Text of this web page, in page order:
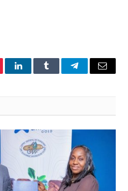
LinkedInTumblr TelegramEmail